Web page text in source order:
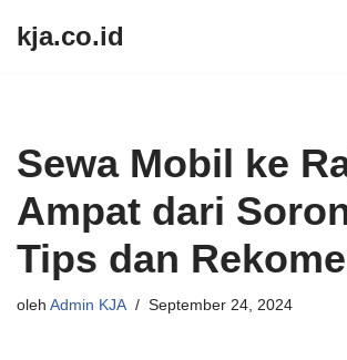
kja.co.id
Sewa Mobil ke
Ampat dari
Tips dan
oleh Admin KJA September 24, 2024